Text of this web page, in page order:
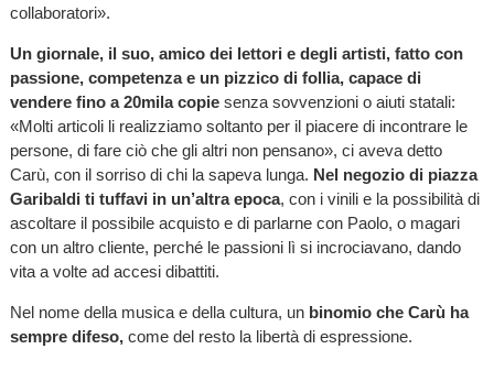
collaboratori».
Un giornale, il suo, amico dei lettori e degli artisti, fatto con
passione, competenza e un pizzico di follia, capace di
vendere fino a 20mila copiesenza sovvenzioni o aiuti statali:
«Molti articoli li realizziamo soltanto per il piacere di incontrare le
persone, di fare ciò che gli altri non pensano», ci aveva detto
Carù, con il sorriso di chi la sapeva lunga. Nel negozio di piazza
Garibaldi ti tuffavi in un’altra epoca, con i vinili e la possibilità di
ascoltare il possibile acquisto e di parlarne con Paolo, o magari
con un altro cliente, perché le passioni lì si incrociavano, dando
vita a volte ad accesi dibattiti.
Nel nome della musica e della cultura, un binomio che Carù ha
sempre difeso,come del resto la libertà di espressione.